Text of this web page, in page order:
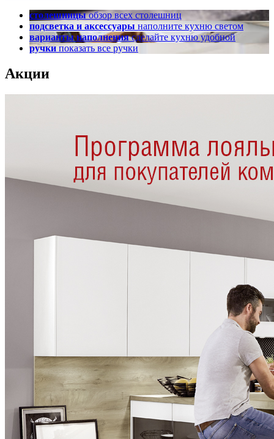
столешницыобзор всех столешниц
подсветка и аксессуары наполните кухню светом
варианты наполнениясделайте кухню удобной
ручкипоказать все ручки
Акции